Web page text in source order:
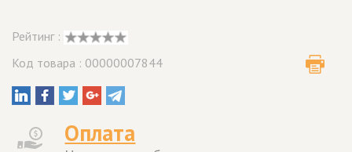
Рейтинг :
Код товара : 00000007844
Оплата